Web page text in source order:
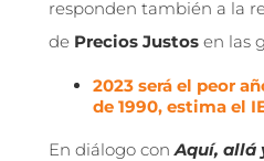
responden también a la
de Precios Justos en las
2023 será el peor
de 1990, estima el
En diálogo conAquí, allá